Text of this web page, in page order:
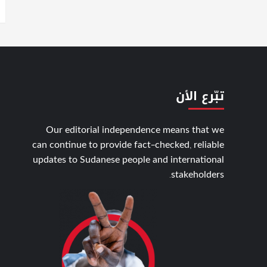
تبّرع الأن
Our editorial independence means that we
can continue to provide fact-checked, reliable
updates to Sudanese people and international
stakeholders.